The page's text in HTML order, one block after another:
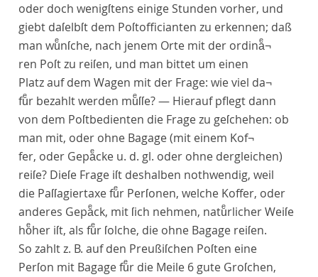
oder doch wenigſtens einige Stunden vorher, und
giebt daſelbſt dem Poſtofficianten zu erkennen; daß
man wuͤnſche, nach jenem Orte mit der ordinaͤ¬
ren Poſtzu reiſen, und man bittet um einen
Platz auf dem Wagen mit der Frage: wie viel da¬
fuͤr bezahlt werden muͤſſe? — Hierauf pflegt dann
von dem Poſtbedienten die Frage zu geſchehen: ob
man mit, oder ohne Bagage(mit einem Kof¬
fer, oder Gepaͤcke u. d. gl. oder ohne dergleichen)
reiſe? Dieſe Frage iſt deshalben nothwendig, weil
die Paſſagiertaxe fuͤr Perſonen, welche Koffer, oder
anderes Gepaͤck, mit ſich nehmen, natuͤrlicher Weiſe
hoͤher iſt, als fuͤr ſolche, die ohne Bagage reiſen.
So zahlt z. B. auf den Preußiſchen Poſten eine
Perſon mit Bagage fuͤr die Meile 6 gute Groſchen,